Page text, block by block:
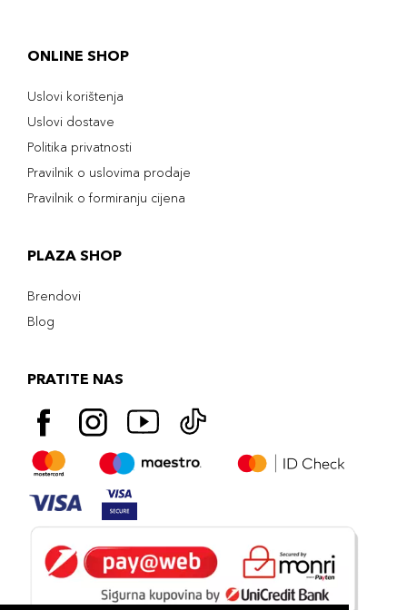
ONLINE SHOP
Uslovi korištenja
Uslovi dostave
Politika privatnosti
Pravilnik o uslovima prodaje
Pravilnik o formiranju cijena
PLAZA SHOP
Brendovi
Blog
PRATITE NAS